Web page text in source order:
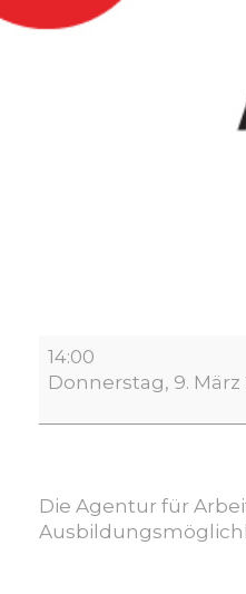
Berufsfeuerwehr
im
Sicherheit
14:00
Donnerstag, 9. März
Die Agentur für
Ausbildungs